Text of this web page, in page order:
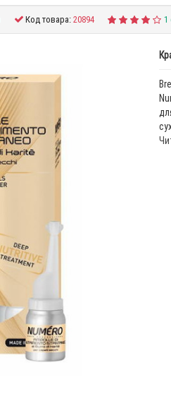
Код товара:20894 1